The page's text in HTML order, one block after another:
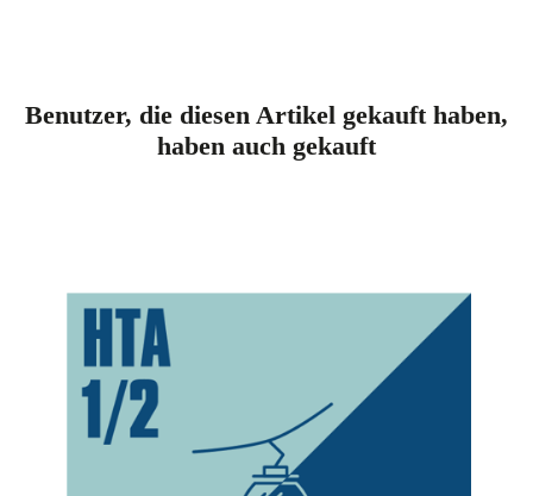
Benutzer, die diesen Artikel gekauft haben,
haben auch gekauft